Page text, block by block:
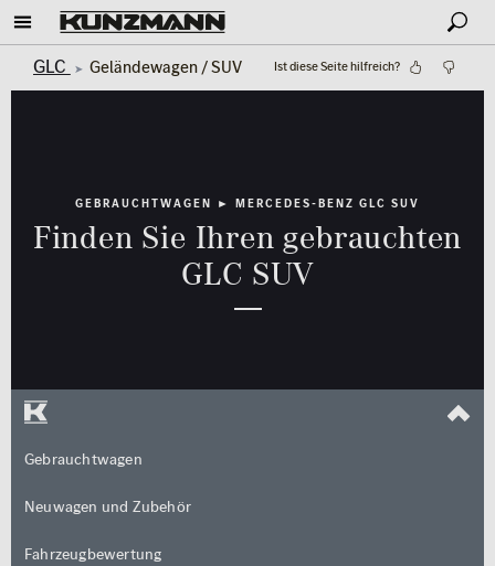
GLC Geländewagen / SUV Ist diese Seite hilfreich?
GEBRAUCHTWAGEN ► MERCEDES-BENZ GLC SUV
Finden Sie Ihren gebrauchten
GLC SUV
Gebrauchtwagen
Neuwagen und Zubehör
Fahrzeugbewertung